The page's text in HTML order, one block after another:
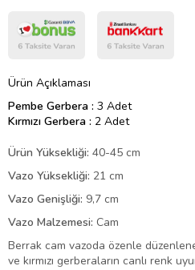
Ürün Açıklaması
Pembe Gerbera : 3 Adet
Kırmızı Gerbera : 2 Adet
Ürün Yüksekliği: 40-45 cm
Vazo Yüksekliği: 21 cm
Vazo Genişliği: 9,7 cm
Vazo Malzemesi: Cam
Berrak cam vazoda özenle
ve kırmızı gerberaların canlı renk